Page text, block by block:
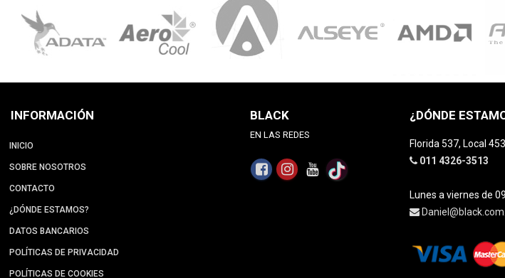
INFORMACIÓN
INICIO
SOBRE NOSOTROS
CONTACTO
¿DÓNDE ESTAMOS?
DATOS BANCARIOS
POLÍTICAS DE PRIVACIDAD
POLÍTICAS DE COOKIES
BLACK
EN LAS REDES
¿DÓNDE
Florida 537, Local
011 4326-3513
Lunes a viernes de